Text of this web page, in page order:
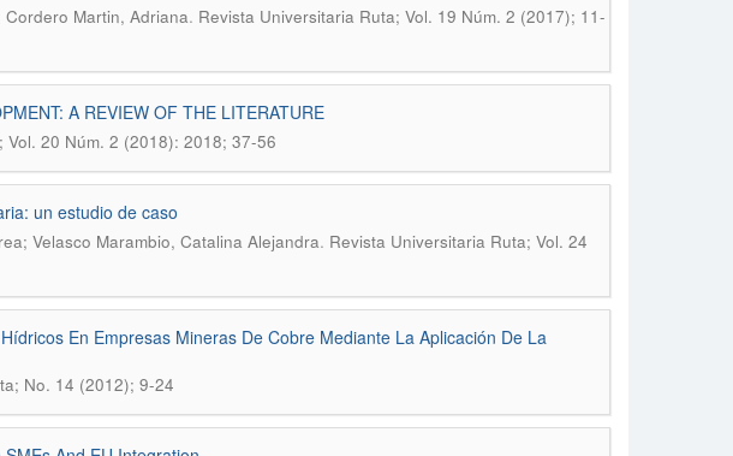
Martin, Adriana. Revista Universitaria Ruta; Vol. 19 Núm. 2 (2017); 11-
A REVIEW OF THE LITERATURE
Vol. 20 Núm. 2 (2018): 2018; 37-56
un estudio de caso
Velasco Marambio, Catalina Alejandra. Revista Universitaria Ruta; Vol. 24
En Empresas Mineras De Cobre Mediante La Aplicación De La
No. 14 (2012); 9-24